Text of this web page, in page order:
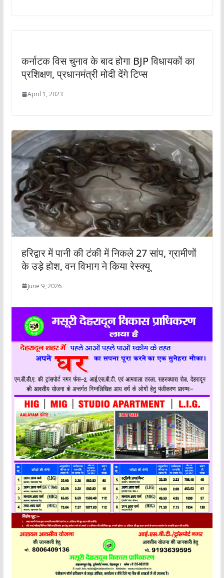
कर्नाटक विस चुनाव के बाद होगा BJP विधायकों का
प्रशिक्षण, प्रधानमंत्री मोदी देंगे टिप्स
April 1, 2023
हरिद्वार में पानी की टंकी में निकले 27 सांप, ग्रामीणों
के उड़े होश, वन विभाग ने किया रेस्क्यू
June 9, 2026